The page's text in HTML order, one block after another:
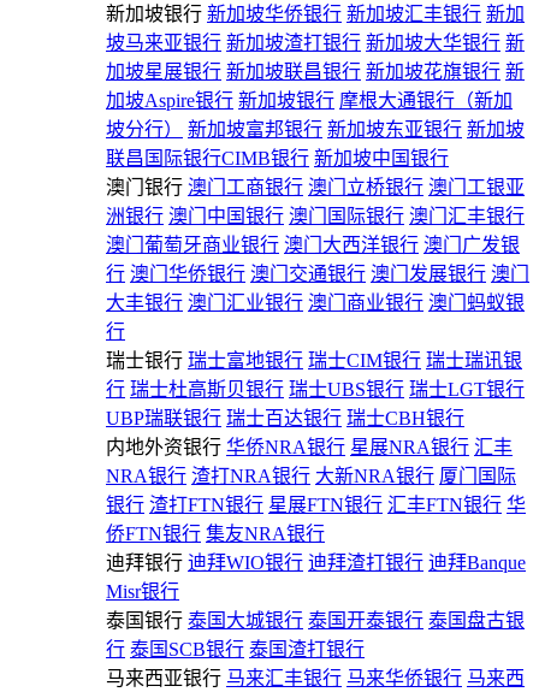
新加坡银行 新加坡华侨银行 新加坡汇丰银行 新加
坡马来亚银行 新加坡渣打银行 新加坡大华银行 新
加坡星展银行 新加坡联昌银行 新加坡花旗银行 新
加坡Aspire银行 新加坡银行 摩根大通银行（新加
坡分行）
新加坡富邦银行 新加坡东亚银行 新加坡
联昌国际银行CIMB银行 新加坡中国银行
澳门银行 澳门工商银行 澳门立桥银行 澳门工银亚
洲银行 澳门中国银行 澳门国际银行 澳门汇丰银行
澳门葡萄牙商业银行 澳门大西洋银行 澳门广发银
行 澳门华侨银行 澳门交通银行 澳门发展银行 澳门
大丰银行 澳门汇业银行 澳门商业银行 澳门蚂蚁银
行
瑞士银行 瑞士富地银行 瑞士CIM银行 瑞士瑞讯银
行 瑞士杜高斯贝银行 瑞士UBS银行 瑞士LGT银行
UBP瑞联银行 瑞士百达银行 瑞士CBH银行
内地外资银行 华侨NRA银行 星展NRA银行 汇丰
NRA银行 渣打NRA银行 大新NRA银行 厦门国际
银行 渣打FTN银行 星展FTN银行 汇丰FTN银行 华
侨FTN银行 集友NRA银行
迪拜银行 迪拜WIO银行 迪拜渣打银行 迪拜Banque
Misr银行
泰国银行 泰国大城银行 泰国开泰银行 泰国盘古银
行 泰国SCB银行 泰国渣打银行
马来西亚银行 马来汇丰银行 马来华侨银行 马来西